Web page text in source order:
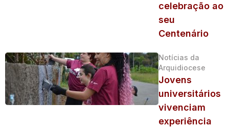
celebração ao
seu
Centenário
Notícias da
Arquidiocese
Jovens
universitários
vivenciam
experiência